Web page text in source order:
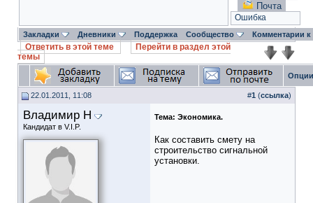
Почта
Ошибка
Закладки Дневники Поддержка Сообщество Комментарии
Ответить в этой теме
Перейти в раздел этой
темы
22.01.2011, 11:08 #1 (ссылка)
Владимир Н
Кандидат в V.I.P.
Тема: Экономика.
Как составить смету на
строительство сигнальной
установки.